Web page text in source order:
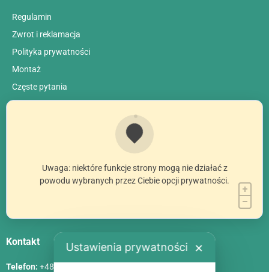
Regulamin
Zwrot i reklamacja
Polityka prywatności
Montaż
Сzęste pytania
Uwaga: niektóre funkcje strony mogą nie działać z
powodu wybranych przez Ciebie opcji prywatności.
Kontakt
Telefon: +48 786 84 83 84
Ustawienia prywatności ✕